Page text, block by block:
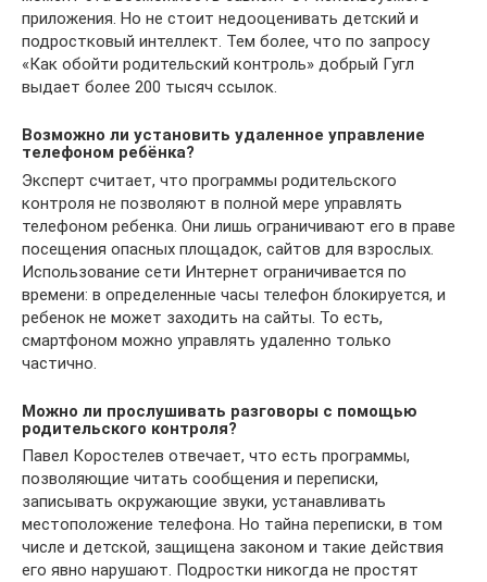
приложения. Но не стоит недооценивать детский и
подростковый интеллект. Тем более, что по запросу
«Как обойти родительский контроль» добрый Гугл
выдает более 200 тысяч ссылок.
Возможно ли установить удаленное управление
телефоном ребёнка?
Эксперт считает, что программы родительского
контроля не позволяют в полной мере управлять
телефоном ребенка. Они лишь ограничивают его в праве
посещения опасных площадок, сайтов для взрослых.
Использование сети Интернет ограничивается по
времени: в определенные часы телефон блокируется, и
ребенок не может заходить на сайты. То есть,
смартфоном можно управлять удаленно только
частично.
Можно ли прослушивать разговоры с помощью
родительского контроля?
Павел Коростелев отвечает, что есть программы,
позволяющие читать сообщения и переписки,
записывать окружающие звуки, устанавливать
местоположение телефона. Но тайна переписки, в том
числе и детской, защищена законом и такие действия
его явно нарушают. Подростки никогда не простят